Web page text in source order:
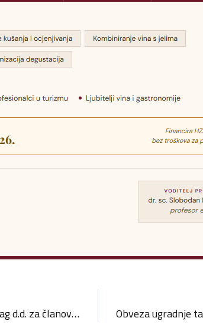
Informacija – novi uvjeti IKB Umag d.d. za članove OK PGŽ